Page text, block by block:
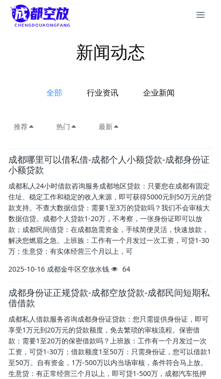
新闻动态
全部 行业资讯 企业新闻
推荐 热门 最新
成都哪里可以借私借-成都个人小额贷款-成都身份证
小额贷款
成都私人24小时借款咨询服务成都地区贷款：只要您在成都有固定
住址、稳定工作和稳定的收入来源，即可获得5000元到50万元的贷
款支持。不查大数据信贷：需要1至3万的贷款吗？我们不会审核大
数据信贷。成都个人贷款1-20万，不考察，一张身份证即可以放
款；成都民间借贷：在成都急需资金，手续简便灵活，快速放款，
解决您燃眉之急。上班族：工作有一个月发过一次工资，可贷1-30
万；生意贷：有实体经营三个月以上，可
2025-10-16 成都金牛区空放水钱 64
成都身份证正规贷款-成都空放贷款-成都民间短期私
借借款
成都私人借款服务咨询成都身份证贷款：您只需提供身份证，即可
享受1万元到20万元的贷款额度，免去繁琐的审核流程。保密借
款：需要1至20万的保密借款吗？上班族：工作有一个月发过一次
工资，可贷1-30万；借款额度1至50万：只需身份证，您可以借款1
至50万。自有资金，1万-500万以内当场审核，条件符合马上放。
生意贷：有正常经营三个月以上，即可贷1-500万，成都汽车抵押